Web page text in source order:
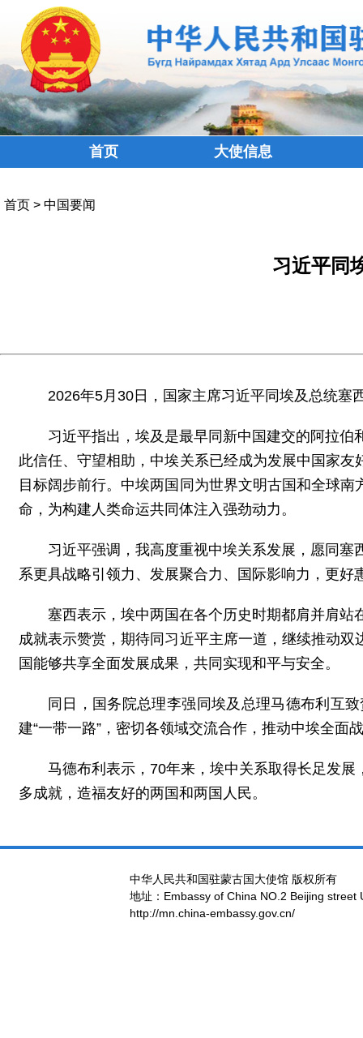
首页 大使信息
首页 > 中国要闻
习近平同
2026年5月30日，国家主席习近平同埃及总统塞
习近平指出，埃及是最早同新中国建交的阿拉
此信任、守望相助，中埃关系已经成为发展中国家
目标阔步前行。中埃两国同为世界文明古国和全球
命，为构建人类命运共同体注入强劲动力。
习近平强调，我高度重视中埃关系发展，愿同
系更具战略引领力、发展聚合力、国际影响力，更
塞西表示，埃中两国在各个历史时期都肩并肩
成就表示赞赏，期待同习近平主席一道，继续推动
国能够共享全面发展成果，共同实现和平与安全。
同日，国务院总理李强同埃及总理马德布利互
建“一带一路”，密切各领域交流合作，推动中埃全面
马德布利表示，70年来，埃中关系取得长足发
多成就，造福友好的两国和两国人民。
中华人民共和国驻蒙古国大使馆 版权所有
地址：Embassy of China NO.2 Beijing street
http://mn.china-embassy.gov.cn/